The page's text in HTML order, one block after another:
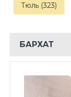
Тюль (323)
БАРХАТ